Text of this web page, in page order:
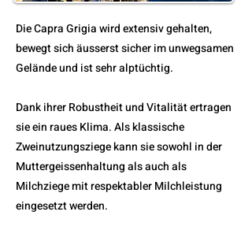
Die Capra Grigia wird extensiv gehalten,
bewegt sich äusserst sicher im unwegsamen
Gelände und ist sehr alptüchtig.
Dank ihrer Robustheit und Vitalität ertragen
sie ein raues Klima. Als klassische
Zweinutzungsziege kann sie sowohl in der
Muttergeissenhaltung als auch als
Milchziege mit respektabler Milchleistung
eingesetzt werden.